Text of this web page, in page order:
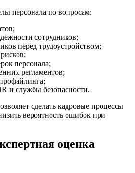
персонала по вопросам:
сотрудников;
перед трудоустройством;
персонала;
регламентов;
и службы безопасности.
сделать кадровые процессы
вероятность ошибок при
оценка